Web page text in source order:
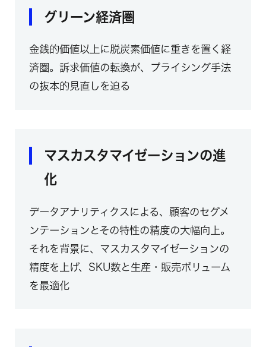
グリーン経済圏
金銭的価値以上に脱炭素価値に重きを置く経
済圏。訴求価値の転換が、プライシング手法
の抜本的見直しを迫る
マスカスタマイゼーションの進
化
データアナリティクスによる、顧客のセグメ
ンテーションとその特性の精度の大幅向上。
それを背景に、マスカスタマイゼーションの
精度を上げ、SKU数と生産・販売ボリューム
を最適化